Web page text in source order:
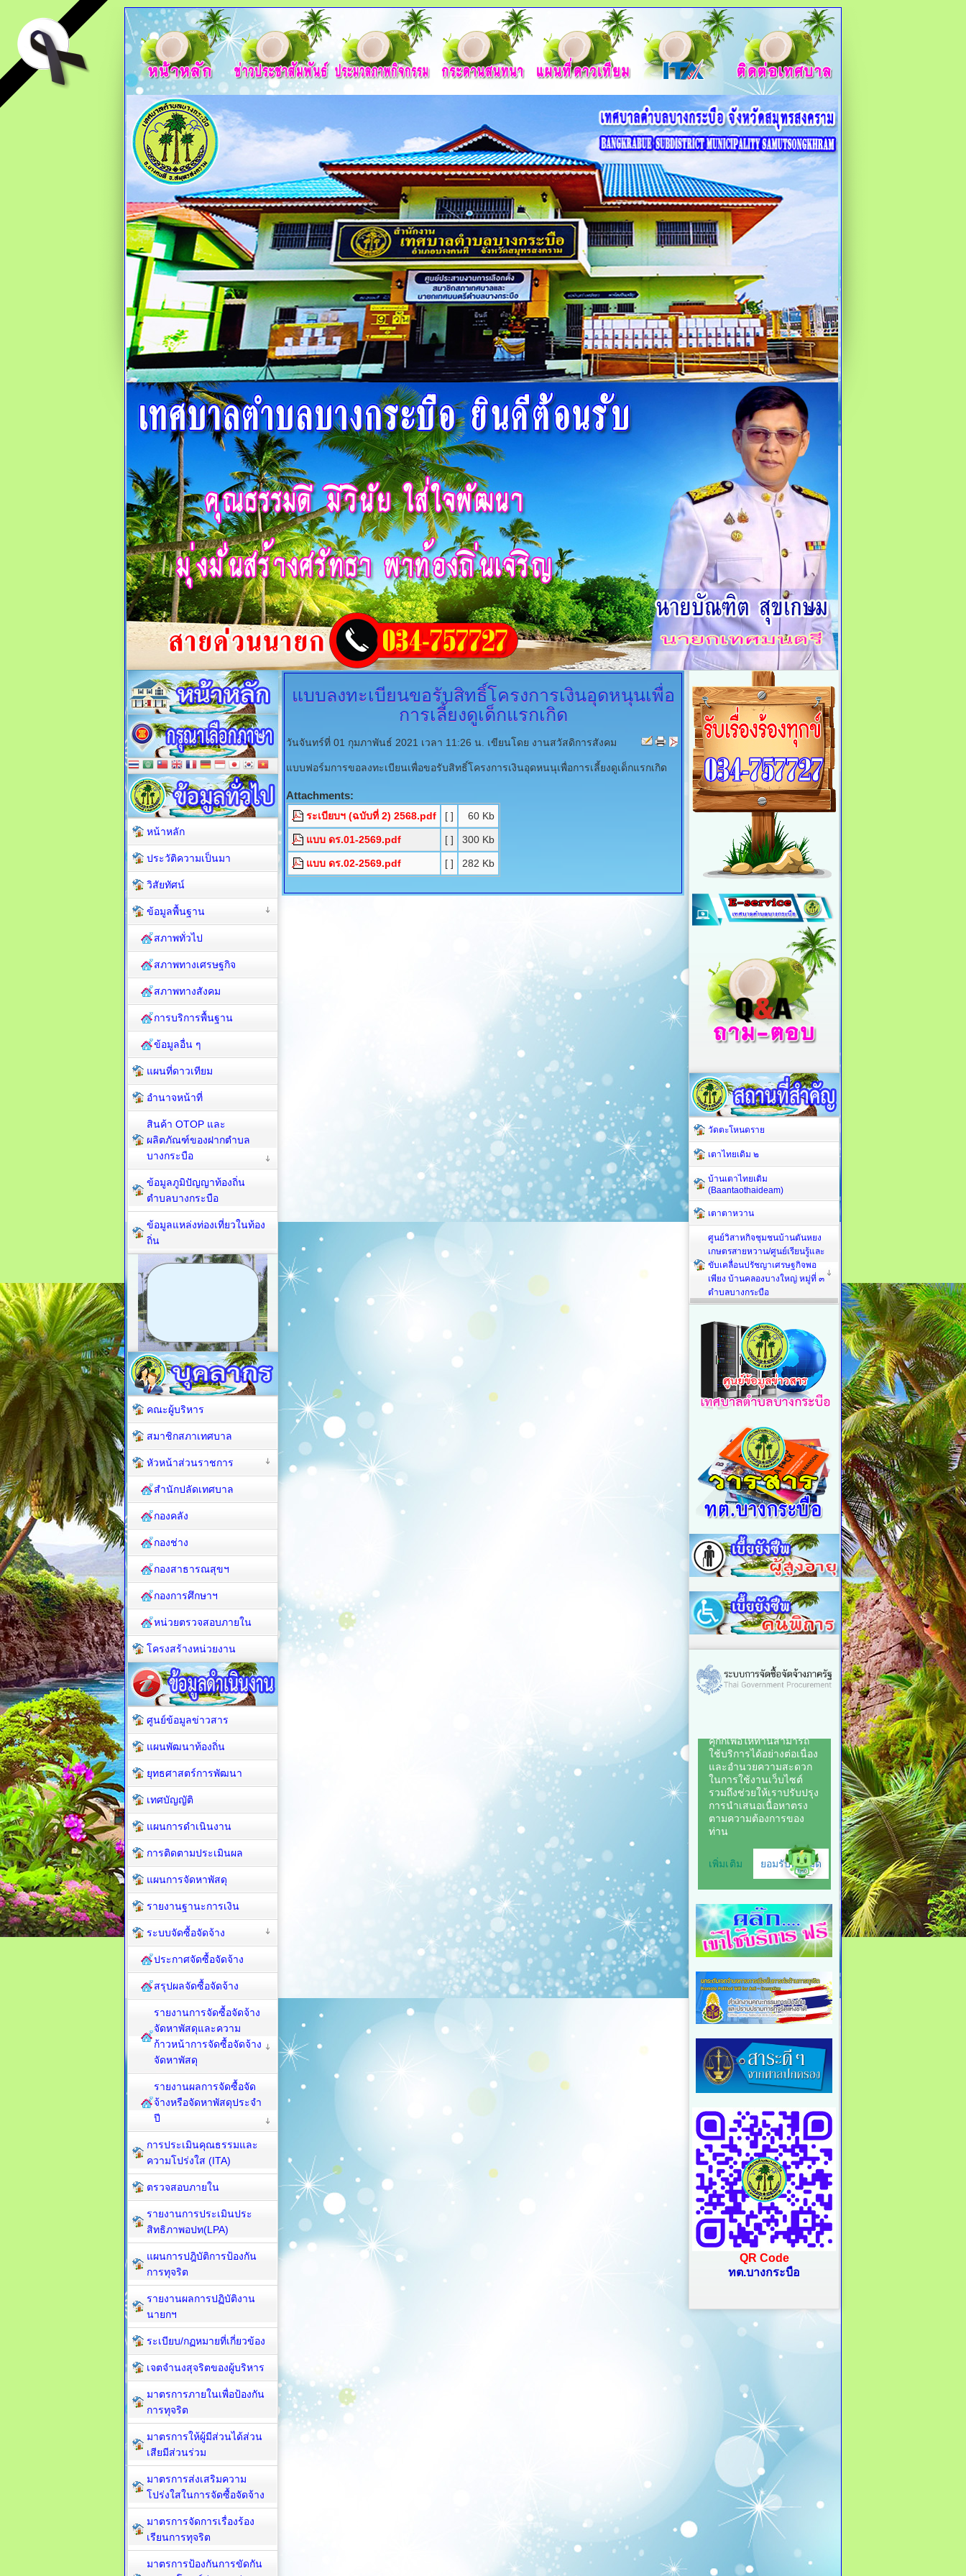
แบบลงทะเบียนขอรับสิทธิ์โครงการเงินอุดหนุนเพื่อ
การเลี้ยงดูเด็กแรกเกิด
วันจันทร์ที่ 01 กุมภาพันธ์ 2021 เวลา 11:26 น. เขียนโดย งานสวัสดิการสังคม
แบบฟอร์มการขอลงทะเบียนเพื่อขอรับสิทธิ์โครงการเงินอุดหนนุเพื่อการเลี้ยงดูเด็กแรกเกิด
Attachments:
ระเบียบฯ (ฉบับที่ 2) 2568.pdf [ ] 60 Kb
แบบ ดร.01-2569.pdf [ ] 300 Kb
แบบ ดร.02-2569.pdf [ ] 282 Kb
หน้าหลัก
ประวัติความเป็นมา
วิสัยทัศน์
ข้อมูลพื้นฐาน
สภาพทั่วไป
สภาพทางเศรษฐกิจ
สภาพทางสังคม
การบริการพื้นฐาน
ข้อมูลอื่น ๆ
แผนที่ดาวเทียม
อำนาจหน้าที่
สินค้า OTOP และ
ผลิตภัณฑ์ของฝากตำบล
บางกระบือ
ข้อมูลภูมิปัญญาท้องถิ่น
ตำบลบางกระบือ
ข้อมูลแหล่งท่องเที่ยวในท้อง
ถิ่น
คณะผู้บริหาร
สมาชิกสภาเทศบาล
หัวหน้าส่วนราชการ
สำนักปลัดเทศบาล
กองคลัง
กองช่าง
กองสาธารณสุขฯ
กองการศึกษาฯ
หน่วยตรวจสอบภายใน
โครงสร้างหน่วยงาน
ศูนย์ข้อมูลข่าวสาร
แผนพัฒนาท้องถิ่น
ยุทธศาสตร์การพัฒนา
เทศบัญญัติ
แผนการดำเนินงาน
การติดตามประเมินผล
แผนการจัดหาพัสดุ
รายงานฐานะการเงิน
ระบบจัดซื้อจัดจ้าง
ประกาศจัดซื้อจัดจ้าง
สรุปผลจัดซื้อจัดจ้าง
รายงานการจัดซื้อจัดจ้าง
จัดหาพัสดุและความ
ก้าวหน้าการจัดซื้อจัดจ้าง
จัดหาพัสดุ
รายงานผลการจัดซื้อจัด
จ้างหรือจัดหาพัสดุประจำ
ปี
การประเมินคุณธรรมและ
ความโปร่งใส (ITA)
ตรวจสอบภายใน
รายงานการประเมินประ
สิทธิภาพอปท(LPA)
แผนการปฎิบัติการป้องกัน
การทุจริต
รายงานผลการปฏิบัติงาน
นายกฯ
ระเบียบ/กฏหมายที่เกี่ยวข้อง
เจตจำนงสุจริตของผู้บริหาร
มาตรการภายในเพื่อป้องกัน
การทุจริต​
มาตรการให้ผู้มีส่วนได้ส่วน
เสียมีส่วนร่วม
มาตรการส่งเสริมความ
โปร่งใสในการจัดซื้อจัดจ้าง
มาตรการจัดการเรื่องร้อง
เรียนการทุจริต
มาตรการป้องกันการขัดกัน
วัดตะโหนดราย
เตาไทยเดิม ๒
บ้านเตาไทยเดิม
(Baantaothaideam)
เตาตาหวาน
ศูนย์วิสาหกิจชุมชนบ้านตันหยง
เกษตรสายหวาน/ศูนย์เรียนรู้และ
ขับเคลื่อนปรัชญาเศรษฐกิจพอ
เพียง บ้านคลองบางใหญ่ หมู่ที่ ๓
ตำบลบางกระบือ
QR Code
ทต.บางกระบือ